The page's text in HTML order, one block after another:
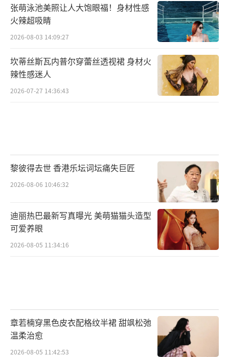
张萌泳池美照让人大饱眼福！身材性感
火辣超吸睛
2026-08-03 14:09:27
坎蒂丝斯瓦内普尔穿蕾丝透视裙 身材火
辣性感迷人
2026-07-27 14:36:43
黎彼得去世 香港乐坛词坛痛失巨匠
2026-08-06 10:46:32
迪丽热巴最新写真曝光 美萌猫猫头造型
可爱养眼
2026-08-05 11:34:16
章若楠穿黑色皮衣配格纹半裙 甜飒松弛
温柔治愈
2026-08-05 11:42:53